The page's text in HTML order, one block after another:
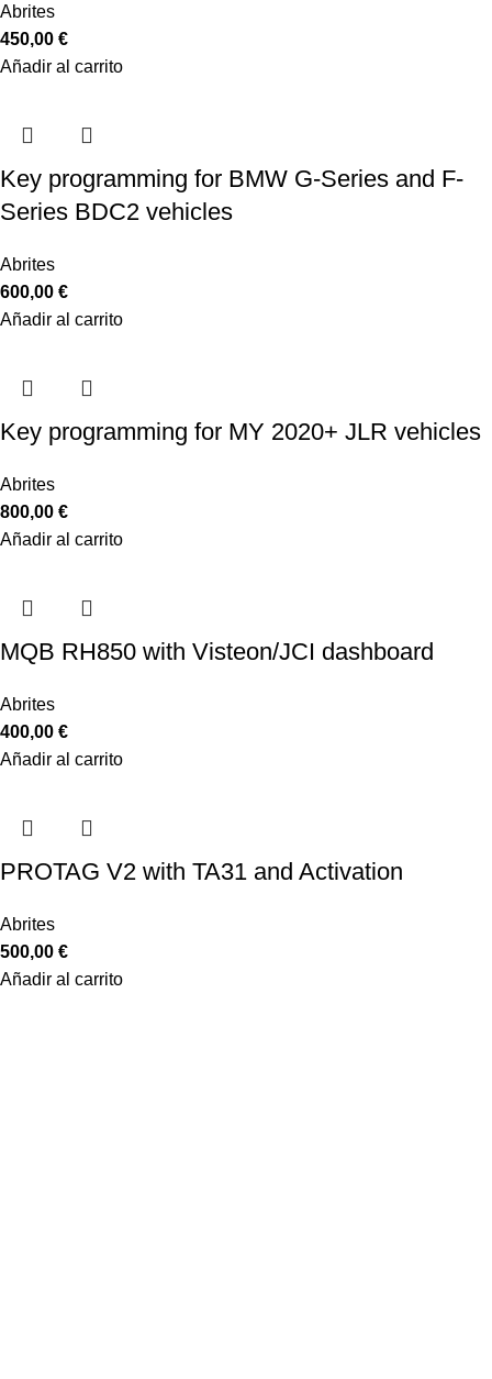
Abrites
450,00 €
Añadir al carrito
Key programming for BMW G-Series and F-
Series BDC2 vehicles
Abrites
600,00 €
Añadir al carrito
Key programming for MY 2020+ JLR vehicles
Abrites
800,00 €
Añadir al carrito
MQB RH850 with Visteon/JCI dashboard
Abrites
400,00 €
Añadir al carrito
PROTAG V2 with TA31 and Activation
Abrites
500,00 €
Añadir al carrito